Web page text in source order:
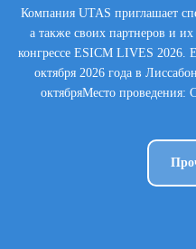
Компания UTAS приглашает
а также своих партнеров и
конгрессе ESICM LIVES 2026.
октября 2026 года в
октябряМесто проведения: